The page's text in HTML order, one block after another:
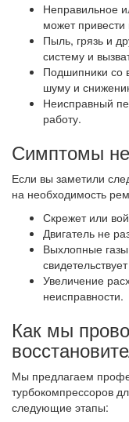
Неправильное
может
Пыль, грязь и
систему и
Подшипники со
шуму и
Неисправный
работу.
Симптомы
Если вы заметили
на необходимость
Скрежет или
Двигатель не
Выхлопные
Увеличение
неисправности.
Как мы
Мы предлагаем
турбокомпрессоров
следующие этапы: